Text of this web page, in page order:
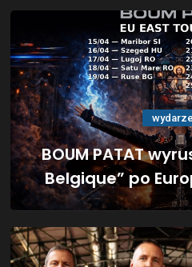
BOUM PATAT
Belgique” po